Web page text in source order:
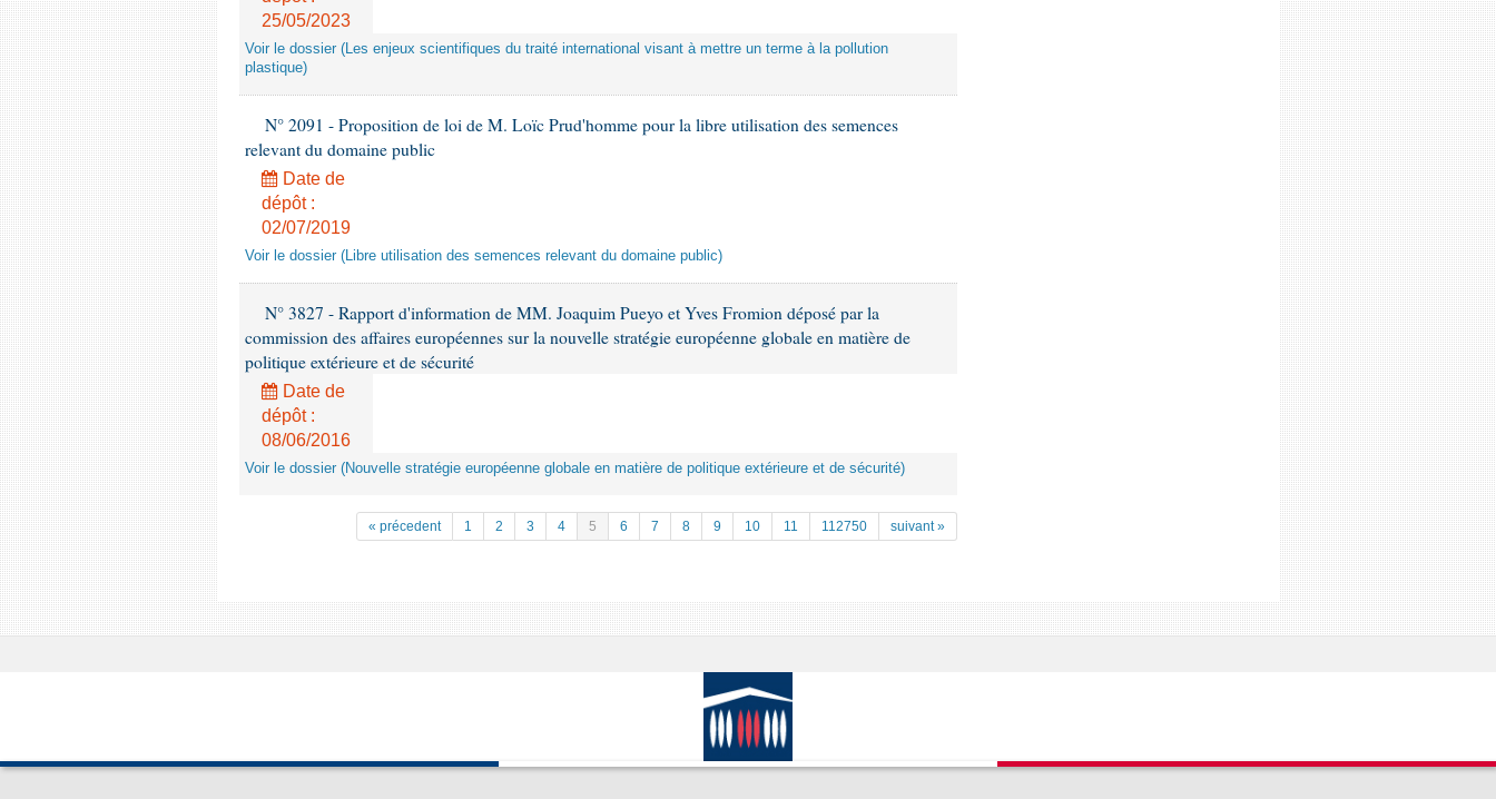
25/05/2023
Voir le dossier (Les enjeux scientifiques du traité international visant à mettre un terme à la pollution
plastique)
N° 2091 - Proposition de loi de M. Loïc Prud'homme pour la libre utilisation des semences
relevant du domaine public
Date de
dépôt :
02/07/2019
Voir le dossier (Libre utilisation des semences relevant du domaine public)
N° 3827 - Rapport d'information de MM. Joaquim Pueyo et Yves Fromion déposé par la
commission des affaires européennes sur la nouvelle stratégie européenne globale en matière de
politique extérieure et de sécurité
Date de
dépôt :
08/06/2016
Voir le dossier (Nouvelle stratégie européenne globale en matière de politique extérieure et de sécurité)
« précedent 1 2 3 4 5 6 7 8 9 10 11 112750 suivant »